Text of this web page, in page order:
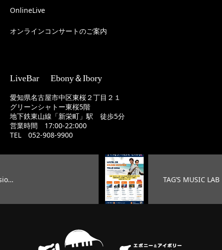
OnlineLive
オンラインコンサートのご案内
LiveBar Ebony＆Ibory
愛知県名古屋市中区東桜２丁目２１
グリーンシャトー東桜5階
地下鉄東山線「新栄町」駅 徒歩5分
営業時間 17:00-22:000
TEL 052-908-9900
TAG’S MUSIC LAB LEVEL25 …